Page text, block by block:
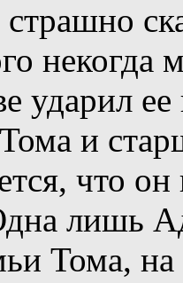
некогда
ударил
и
что он
лишь
Тома,